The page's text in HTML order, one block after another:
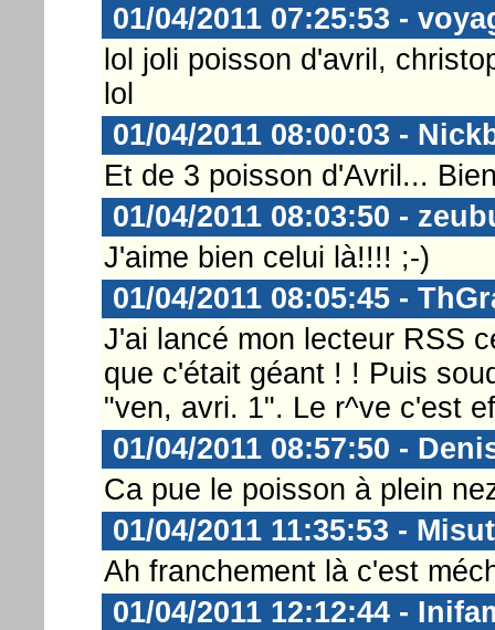
01/04/2011 07:25:53 -
lol joli poisson d'avril,
lol
01/04/2011 08:00:03 -
Et de 3 poisson d'Avril...
01/04/2011 08:03:50 -
J'aime bien celui là!!!! ;-)
01/04/2011 08:05:45 -
J'ai lancé mon lecteur RSS
que c'était géant ! ! Puis
"ven, avri. 1". Le r^ve c'est
01/04/2011 08:57:50 -
Ca pue le poisson à plein
01/04/2011 11:35:53 -
Ah franchement là c'est
01/04/2011 12:12:44 -